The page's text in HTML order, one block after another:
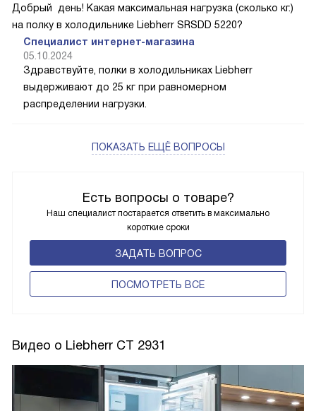
Есть вопросы о товаре?
Наш специалист постарается ответить в максимально
короткие сроки
ЗАДАТЬ ВОПРОС
ПОCМОТРЕТЬ ВСЕ
Добрый день! Какая максимальная нагрузка (сколько кг.)
на полку в холодильнике Liebherr SRSDD 5220?
Специалист интернет-магазина
05.10.2024
Здравствуйте, полки в холодильниках Liebherr
выдерживают до 25 кг при равномерном
распределении нагрузки.
ПОКАЗАТЬ ЕЩЁ ВОПРОСЫ
Видео о Liebherr CT 2931